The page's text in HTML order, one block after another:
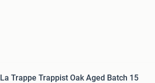
La Trappe Trappist Oak Aged Batch 15